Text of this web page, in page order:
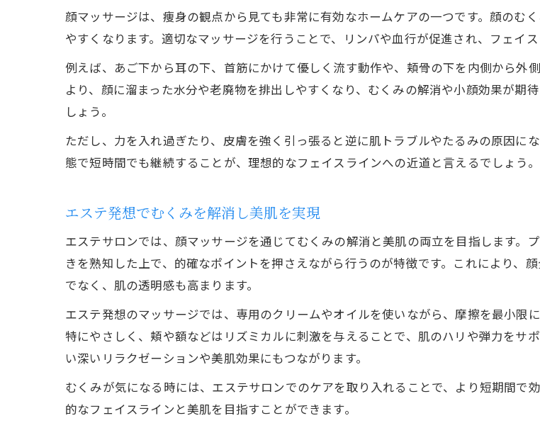
痩身・エステの知識を活かし
エステ技術を取り入れた痩身マ
顔マッサージで痩身効果を高め
エステ理論を応用したたるみ防
エステ・ホームケアの違いとた
やり過ぎNGの理由と効果的な頻度と
痩身・エステ・ホームケアの
顔マッサージは、痩身の観点から見ても非常に有効なホームケアの一つです。顔のむ
やすくなります。適切なマッサージを行うことで、リンパや血行が促進され、フェイ
例えば、あご下から耳の下、首筋にかけて優しく流す動作や、頬骨の下を内側から外
より、顔に溜まった水分や老廃物を排出しやすくなり、むくみの解消や小顔効果が期
しょう。
ただし、力を入れ過ぎたり、皮膚を強く引っ張ると逆に肌トラブルやたるみの原因に
態で短時間でも継続することが、理想的なフェイスラインへの近道と言えるでしょう。
エステ発想でむくみを解消し美肌を実現
エステサロンでは、顔マッサージを通じてむくみの解消と美肌の両立を目指します。
きを熟知した上で、的確なポイントを押さえながら行うのが特徴です。これにより、
でなく、肌の透明感も高まります。
エステ発想のマッサージでは、専用のクリームやオイルを使いながら、摩擦を最小限
特にやさしく、頬や額などはリズミカルに刺激を与えることで、肌のハリや弾力をサ
い深いリラクゼーションや美肌効果にもつながります。
むくみが気になる時には、エステサロンでのケアを取り入れることで、より短期間で
的なフェイスラインと美肌を目指すことができます。